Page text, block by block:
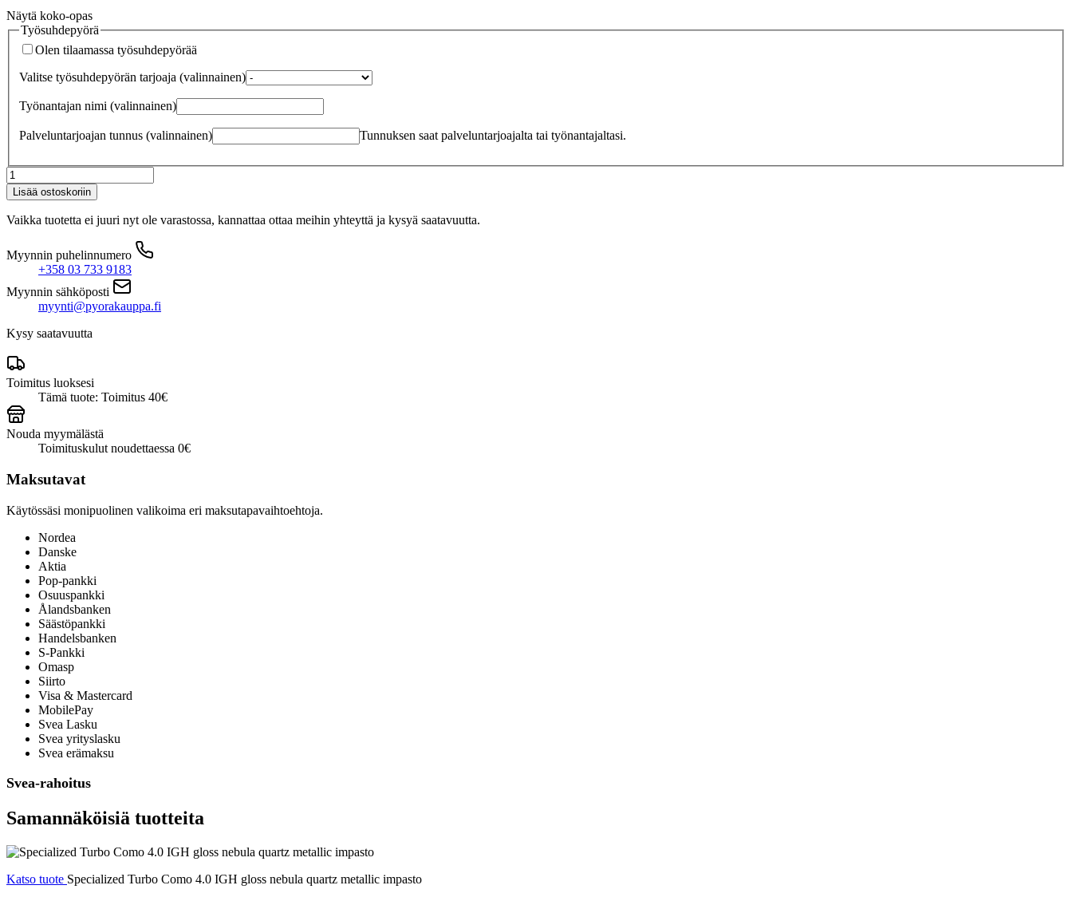
Näytä koko-opas
Työsuhdepyörä
Olen tilaamassa työsuhdepyörää
Valitse työsuhdepyörän tarjoaja (valinnainen)
Työnantajan nimi (valinnainen)
Palveluntarjoajan tunnus (valinnainen) Tunnuksen saat palveluntarjoajalta tai työnantajaltasi.
Specialized
Turbo
Como
4.0
quartz
metallic
impasto
määrä
Lisää ostoskoriin
Vaikka tuotetta ei juuri nyt ole varastossa, kannattaa ottaa meihin yhteyttä ja kysyä saatavuutta.
Myynnin puhelinnumero
+358 03 733 9183
Myynnin sähköposti
myynti@pyorakauppa.fi
Kysy saatavuutta
Toimitus luoksesi
Tämä tuote: Toimitus 40€
Nouda myymälästä
Toimituskulut noudettaessa 0€
Maksutavat
Käytössäsi monipuolinen valikoima eri maksutapavaihtoehtoja.
Nordea
Danske
Aktia
Pop-pankki
Osuuspankki
Ålandsbanken
Säästöpankki
Handelsbanken
S-Pankki
Omasp
Siirto
Visa & Mastercard
MobilePay
Svea Lasku
Svea yrityslasku
Svea erämaksu
Svea-rahoitus
Samannäköisiä tuotteita
Katso tuote Specialized Turbo Como 4.0 IGH gloss nebula quartz metallic impasto